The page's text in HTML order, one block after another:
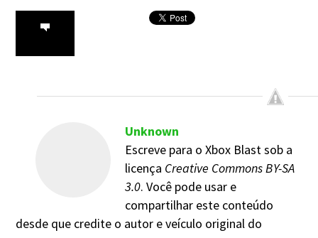
Unknown
Escreve para o Xbox Blast sob a
licença Creative Commons BY-SA
3.0. Você pode usar e
compartilhar este conteúdo
desde que credite o autor e veículo original do